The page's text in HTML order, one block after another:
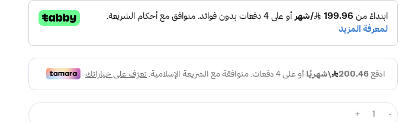
-
+